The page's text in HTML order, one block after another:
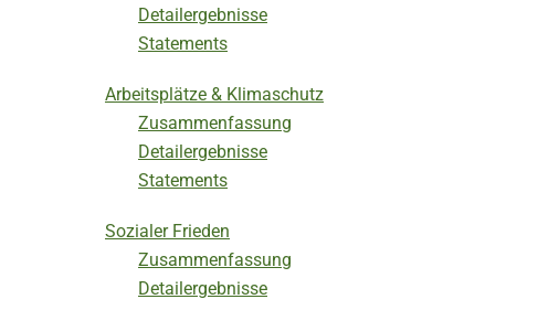
Detailergebnisse
Statements
Arbeitsplätze & Klimaschutz
Zusammenfassung
Detailergebnisse
Statements
Sozialer Frieden
Zusammenfassung
Detailergebnisse